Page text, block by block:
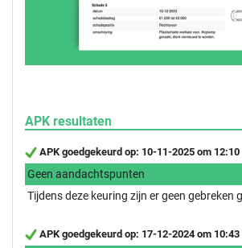
APK resultaten
APK goedgekeurd op: 10-11-2025 om 12:10
Geen aandachtspunten
Tijdens deze keuring zijn er geen gebreken
APK goedgekeurd op: 17-12-2024 om 10:43